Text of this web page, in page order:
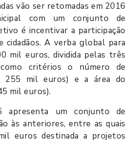
vão ser retomadas em 2016
com um conjunto de
é incentivar a participação
cidadãos. A verba global para
mil euros, dividida pelas três
critérios o número de
255 mil euros) e a área do
mil euros).
apresenta um conjunto de
às anteriores, entre as quais
euros destinada a projetos